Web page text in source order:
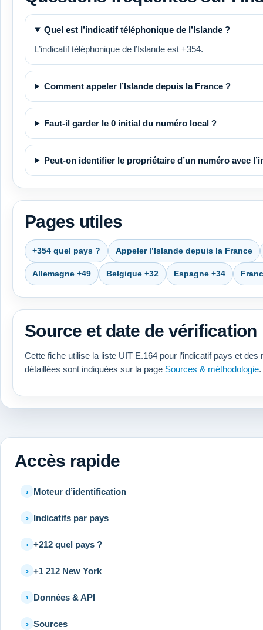
Quel est l’indicatif téléphonique de l’Islande ?
L’indicatif téléphonique de l’Islande est +354.
Comment appeler l’Islande depuis la France ?
Faut-il garder le 0 initial du numéro local ?
Peut-on identifier le propriétaire d’un numéro avec
Pages utiles
+354 quel pays ? Appeler l’Islande depuis la France
Allemagne +49 Belgique +32 Espagne +34
Source et date de vérification
Cette fiche utilise la liste UIT E.164 pour l’indicatif pays et
détaillées sont indiquées sur la page Sources & méthodologie
Accès rapide
Moteur d’identification
Indicatifs par pays
+212 quel pays ?
+1 212 New York
Données & API
Sources